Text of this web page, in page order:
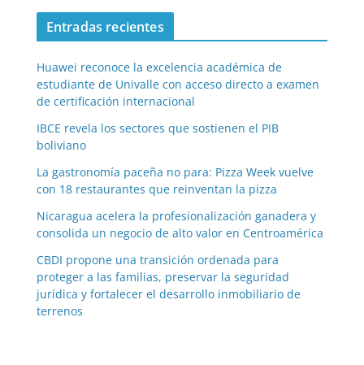
Entradas recientes
Huawei reconoce la excelencia académica de
estudiante de Univalle con acceso directo a examen
de certificación internacional
IBCE revela los sectores que sostienen el PIB
boliviano
La gastronomía paceña no para: Pizza Week vuelve
con 18 restaurantes que reinventan la pizza
Nicaragua acelera la profesionalización ganadera y
consolida un negocio de alto valor en Centroamérica
CBDI propone una transición ordenada para
proteger a las familias, preservar la seguridad
jurídica y fortalecer el desarrollo inmobiliario de
terrenos